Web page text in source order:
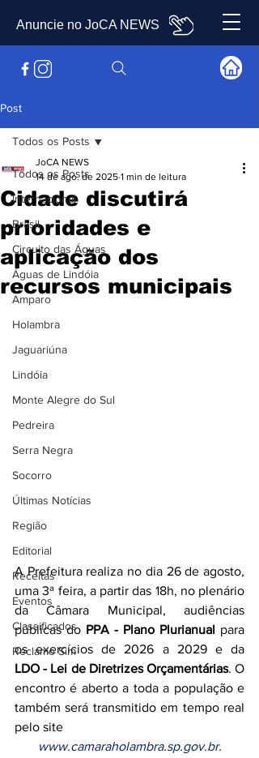
Anuncie no JoCA NEWS
Post
Todos os Posts
Internacional
Brasil
Circuito das Águas
Águas de Lindóia
Amparo
Holambra
Jaguariúna
Lindóia
Monte Alegre do Sul
Pedreira
Serra Negra
Socorro
Últimas Notícias
Região
Editorial
Receitas
Eventos
Classificados
Reclamo Sim
Todos os Posts
Cidade discutirá
prioridades e
aplicação dos
recursos municipais
JoCA NEWS
14 de ago. de 2025 1 min de leitura
A Prefeitura realiza no dia 26 de agosto,
uma 3ª feira, a partir das 18h, no plenário
da Câmara Municipal, audiências
públicas do PPA - Plano Plurianual para
LDO - Lei de Diretrizes Orçamentárias. O
encontro é aberto a toda a população e
também será transmitido em tempo real
pelo site
www.camaraholambra.sp.gov.br.